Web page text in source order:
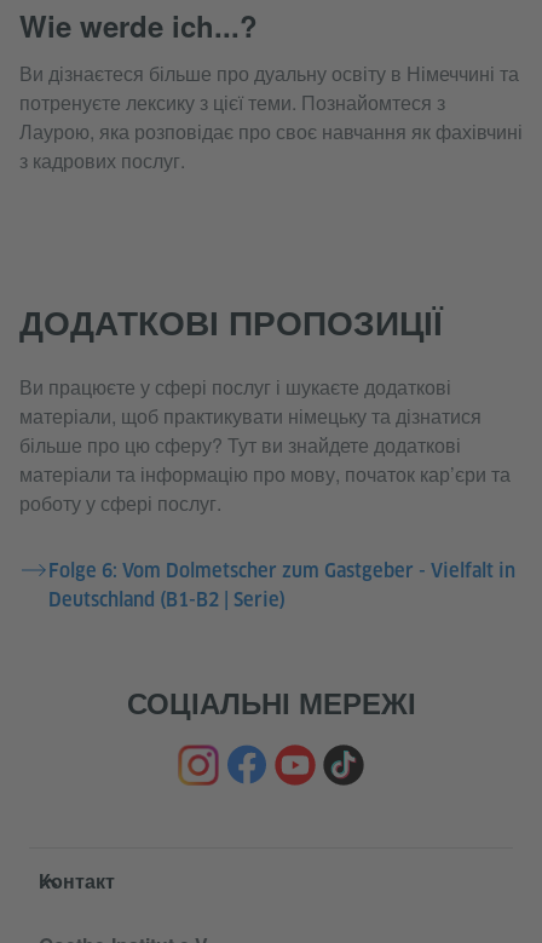
Wie werde ich...?
Ви дізнаєтеся більше про дуальну освіту в Німеччині та
потренуєте лексику з цієї теми. Познайомтеся з
Лаурою, яка розповідає про своє навчання як фахівчині
з кадрових послуг.
ДОДАТКОВІ ПРОПОЗИЦІЇ
Ви працюєте у сфері послуг і шукаєте додаткові
матеріали, щоб практикувати німецьку та дізнатися
більше про цю сферу? Тут ви знайдете додаткові
матеріали та інформацію про мову, початок кар’єри та
роботу у сфері послуг.
Folge 6: Vom Dolmetscher zum Gastgeber - Vielfalt in
Deutschland (B1-B2 | Serie)
СОЦІАЛЬНІ МЕРЕЖІ
Service- und Informationsbereich
Контакт